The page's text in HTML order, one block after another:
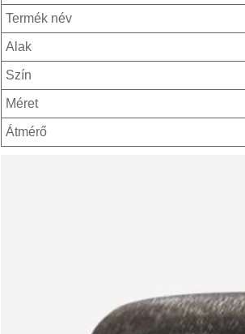
Termék név
Alak
Szín
Méret
Átmérő